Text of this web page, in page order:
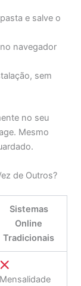
e salve o
navegador
sem
no seu
Mesmo
de Outros?
Sistemas
Online
Tradicionais
Mensalidade